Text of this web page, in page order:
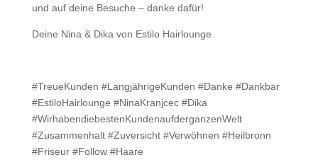
und auf deine Besuche – danke dafür!
Deine Nina & Dika von Estilo Hairlounge
#TreueKunden #LangjährigeKunden #Danke #Dankbar
#EstiloHairlounge #NinaKranjcec #Dika
#WirhabendiebestenKundenaufderganzenWelt
#Zusammenhalt #Zuversicht #Verwöhnen #Heilbronn
#Friseur #Follow #Haare